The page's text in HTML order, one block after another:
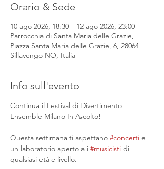
Orario & Sede
10 ago 2026, 18:30 – 12 ago 2026, 23:00
Parrocchia di Santa Maria delle Grazie,
Piazza Santa Maria delle Grazie, 6, 28064
Sillavengo NO, Italia
Info sull'evento
Continua il Festival di Divertimento
Ensemble Milano In Ascolto!
Questa settimana ti aspettano #concerti e
un laboratorio aperto a i #musicisti di
qualsiasi età e livello.